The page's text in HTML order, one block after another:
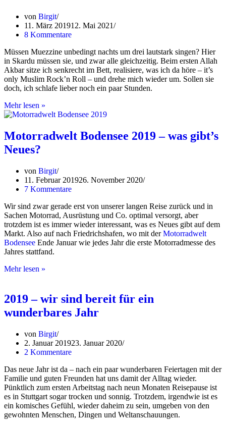
–
oder
doch
von Birgit
11. März 201912. Mai 2021
8 Kommentare
Müssen Muezzine unbedingt nachts um drei lautstark singen? Hier
in Skardu müssen sie, und zwar alle gleichzeitig. Beim ersten Allah
Akbar sitze ich senkrecht im Bett, realisiere, was ich da höre – it’s
only Muslim Rock’n Roll – und drehe mich wieder um. Sollen sie
doch, ich schlafe lieber noch ein paar Stunden.
Mehr lesen »
Teil
Skardu,
und
um
Skardu
Motorradwelt Bodensee 2019 – was gibt’s
Neues?
von Birgit
11. Februar 201926. November 2020
7 Kommentare
Wir sind zwar gerade erst von unserer langen Reise zurück und in
Sachen Motorrad, Ausrüstung und Co. optimal versorgt, aber
trotzdem ist es immer wieder interessant, was es Neues gibt auf dem
Markt. Also auf nach Friedrichshafen, wo mit derMotorradwelt
Bodensee Ende Januar wie jedes Jahr die erste Motorradmesse des
Jahres stattfand.
Mehr lesen »
–
was
gibt’s
2019 – wir sind bereit für ein
wunderbares Jahr
von Birgit
2. Januar 201923. Januar 2020
2 Kommentare
Das neue Jahr ist da – nach ein paar wunderbaren Feiertagen mit der
Familie und guten Freunden hat uns damit der Alltag wieder.
Pünktlich zum ersten Arbeitstag nach neun Monaten Reisepause ist
es in Stuttgart sogar trocken und sonnig. Trotzdem, irgendwie ist es
ein komisches Gefühl, wieder daheim zu sein, umgeben von den
gewohnten Menschen, Dingen und Weltanschauungen.